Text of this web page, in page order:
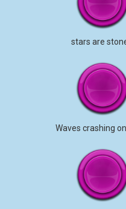
stars are
Waves crashing